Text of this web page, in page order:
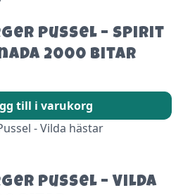
Pussel – Spirit
2000 bitar
till i varukorg
Pussel – Vilda